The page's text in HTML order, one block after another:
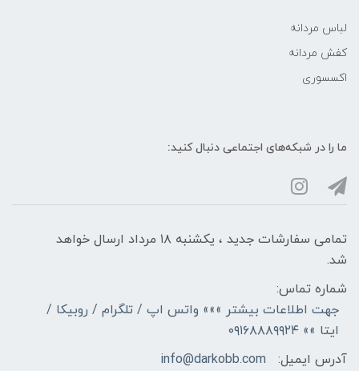
لباس مردانه
کفش مردانه
اکسسوری
ما را در شبکه‌های اجتماعی دنبال کنید:
تمامی سفارشات جدید ، یکشنبه ۱۸ مرداد ارسال خواهد
شد.
شماره تماس:
جهت اطلاعات بیشتر »»» واتس اپ / تلگرام / روبیکا /
ایتا »» ۰۹۱۶۸۸۸۹۹۲۴
آدرس ایمیل:
info@darkobb.com